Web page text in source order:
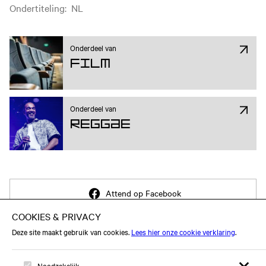
Ondertiteling: NL
Onderdeel van
Film
Onderdeel van
Reggae
Attend op Facebook